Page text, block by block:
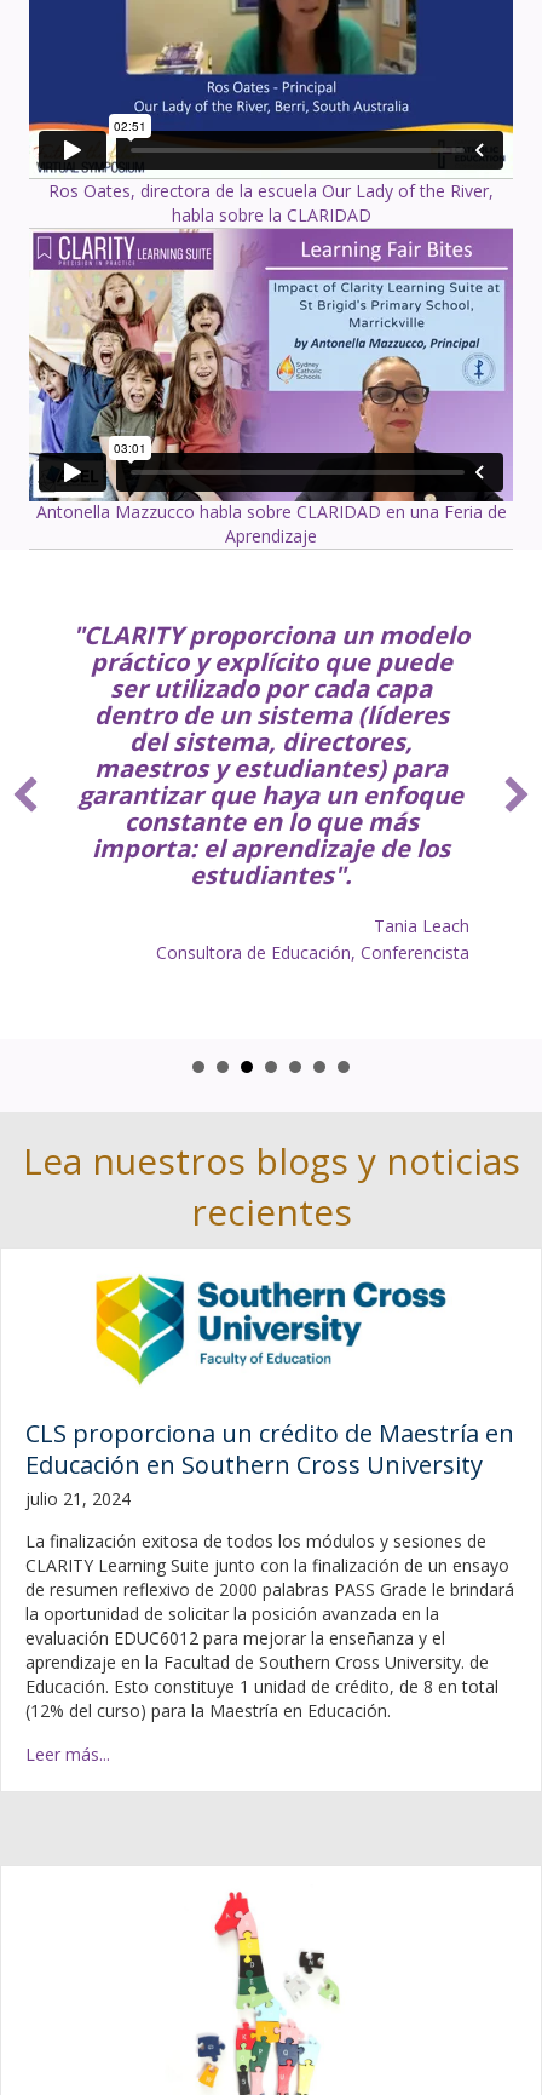
Ros Oates, directora de la escuela Our Lady of the River,
habla sobre la CLARIDAD
Antonella Mazzucco habla sobre CLARIDAD en una Feria de
Aprendizaje
"CLARITY proporciona un modelo
práctico y explícito que puede
ser utilizado por cada capa
dentro de un sistema (líderes
del sistema, directores,
maestros y estudiantes) para
garantizar que haya un enfoque
constante en lo que más
importa: el aprendizaje de los
estudiantes".
Tania Leach
Consultora de Educación, Conferencista
Lea nuestros blogs y noticias
recientes
CLS proporciona un crédito de Maestría en
Educación en Southern Cross University
julio 21, 2024
La finalización exitosa de todos los módulos y sesiones de
CLARITY Learning Suite junto con la finalización de un ensayo
de resumen reflexivo de 2000 palabras PASS Grade le brindará
la oportunidad de solicitar la posición avanzada en la
evaluación EDUC6012 para mejorar la enseñanza y el
aprendizaje en la Facultad de Southern Cross University. de
Educación. Esto constituye 1 unidad de crédito, de 8 en total
(12% del curso) para la Maestría en Educación.
Leer más...